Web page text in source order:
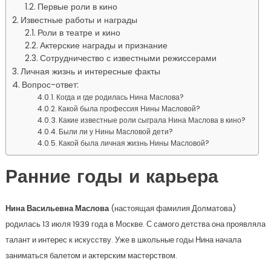
Первые роли в кино
Известные работы и награды
Роли в театре и кино
Актерские награды и признание
Сотрудничество с известными режиссерами
Личная жизнь и интересные факты
Вопрос-ответ:
Когда и где родилась Нина Маслова?
Какой была профессия Нины Масловой?
Какие известные роли сыграла Нина Маслова в кино?
Были ли у Нины Масловой дети?
Какой была личная жизнь Нины Масловой?
Ранние годы и карьера
Нина Васильевна Маслова(настоящая фамилия Долматова)
родилась 13 июля 1939 года в Москве. С самого детства она проявляла
талант и интерес к искусству. Уже в школьные годы Нина начала
заниматься балетом и актерским мастерством.